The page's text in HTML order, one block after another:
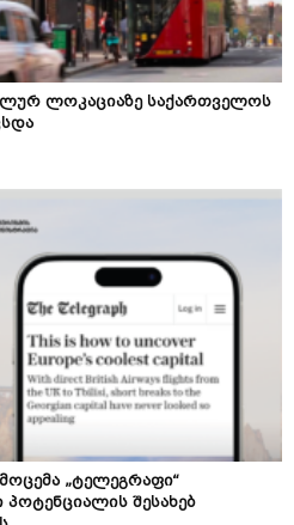
ლოკაციაზე საქართველოს
„ტელეგრაფი“
შესახებ